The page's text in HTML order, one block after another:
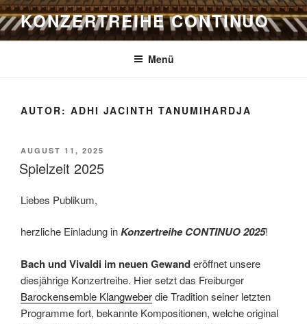
Zum
Inhalt
springen
KONZERTREIHE CONTINUO
Menü
AUTOR: ADHI JACINTH TANUMIHARDJA
VERÖFFENTLICHT
AM
AUGUST 11, 2025
Spielzeit 2025
Liebes Publikum,
herzliche Einladung inKonzertreihe CONTINUO 2025!
Bach und Vivaldi im neuen Gewanderöffnet unsere
diesjährige Konzertreihe. Hier setzt das Freiburger
Barockensemble Klangweberdie Tradition seiner letzten
Programme fort, bekannte Kompositionen, welche original